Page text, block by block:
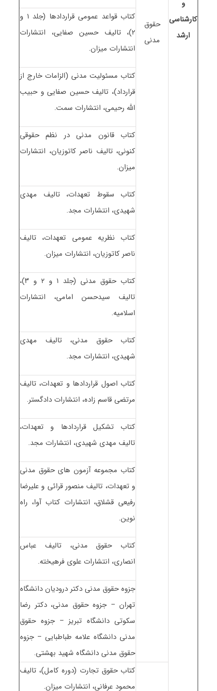
و
کارشناسی
ارشد
حقوق
مدنی
کتاب قواعد عمومی قراردادها (جلد ۱ و
۲)، تالیف حسین صفایی، انتشارات
انتشارات میزان.
کتاب مسئولیت مدنی (الزامات خارج از
قرارداد)، تالیف حسین صفایی و حبیب
الله رحیمی، انتشارات سمت.
کتاب قانون مدنی در نظم حقوقی
کنونی، تالیف ناصر کاتوزیان، انتشارات
میزان.
کتاب سقوط تعهدات، تالیف مهدی
شهیدی، انتشارات مجد.
کتاب نظریه عمومی تعهدات، تالیف
ناصر کاتوزیان، انتشارات میزان.
کتاب حقوق مدنی (جلد ۱ و ۲ و ۳)،
تالیف سیدحسن امامی، انتشارات
اسلامیه.
کتاب حقوق مدنی، تالیف مهدی
شهیدی، انتشارات مجد.
کتاب اصول قراردادها و تعهدات، تالیف
مرتضی قاسم زاده، انتشارات دادگستر.
کتاب تشکیل قراردادها و تعهدات،
تالیف مهدی شهیدی، انتشارات مجد.
کتاب مجموعه آزمون های حقوق مدنی
و تعهدات، تالیف منصور قرائی و علیرضا
رفیعی قشلاق، انتشارات کتاب آوا، راه
نوین.
کتاب حقوق مدنی، تالیف عباس
انصاری، انتشارات علوی فرهیخته.
جزوه حقوق مدنی دکتر درودیان دانشگاه
تهران – جزوه حقوق مدنی، دکتر رضا
سکوتی دانشگاه تبریز – جزوه حقوق
مدنی دانشگاه علامه طباطبایی – جزوه
حقوق مدنی دانشگاه شهید بهشتی.
کتاب حقوق تجارت (دوره کامل)، تالیف
محمود عرفانی، انتشارات میزان.